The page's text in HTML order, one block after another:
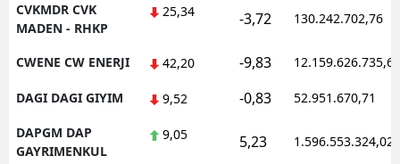
CVKMDR CVK
MADEN - RHKP
25,34 -3,72 130.242.702,76
CWENE CW ENERJI 42,20 -9,83 12.159.626.735,62
DAGI DAGI GIYIM 9,52 -0,83 52.951.670,71
DAPGM DAP
GAYRIMENKUL
9,05 5,23 1.596.553.324,02